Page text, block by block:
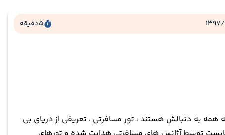
5دقیقه
به دنبالش هستند ، تور مسافرتی ، تعریفی از دریای بی